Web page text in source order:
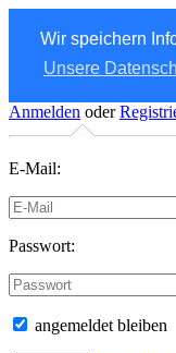
Wir speichern
Unsere
Anmelden oder
E-Mail:
Passwort:
angemeldet bleiben